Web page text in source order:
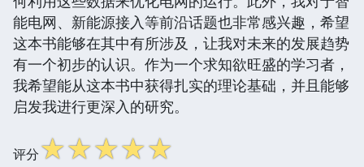
能电网、新能源接入等前沿话题也非常感兴趣，希望
这本书能够在其中有所涉及，让我对未来的发展趋势
有一个初步的认识。作为一个求知欲旺盛的学习者，
我希望能从这本书中获得扎实的理论基础，并且能够
启发我进行更深入的研究。
评分☆☆☆☆☆